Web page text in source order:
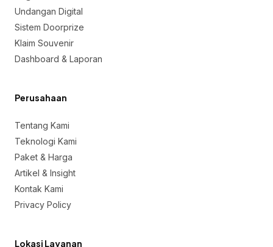
Undangan Digital
Sistem Doorprize
Klaim Souvenir
Dashboard & Laporan
Perusahaan
Tentang Kami
Teknologi Kami
Paket & Harga
Artikel & Insight
Kontak Kami
Privacy Policy
Lokasi Layanan